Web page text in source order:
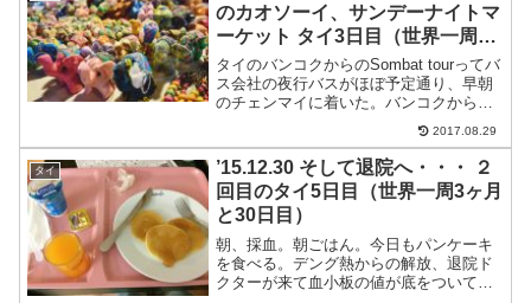
のカオソーイ、サンデーナイトマ
ーケット タイ3日目（世界一周2
ヶ月と22日目）
タイのバンコクからのSombat tourってバ
ス会社の夜行バスがほぼ予定通り、早朝
のチェンマイに着いた。バンコクからの
夜行バスでチェンマイ到着駅のさらに東
に位置するアーケードバスターミナルに
着。チェンマイの朝は美しい。この時期
のタイ北部の...
2017.08.29
タイ
’15.12.30 そして退院へ・・・ ２
回目のタイ5日目（世界一周3ヶ月
と30日目）
朝、採血。朝ごはん。今日もパンケーキ
を食べる。デング熱からの解放、退院ド
クターが来て血小板の値が底をついて、